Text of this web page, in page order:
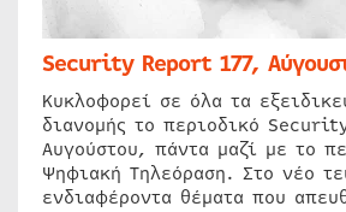
Security Report 177,
Κυκλοφορεί σε όλα τα
διανομής το περιοδικό
Αυγούστου, πάντα μαζί με το
Ψηφιακή Τηλεόραση. Στο νέο
ενδιαφέροντα θέματα που